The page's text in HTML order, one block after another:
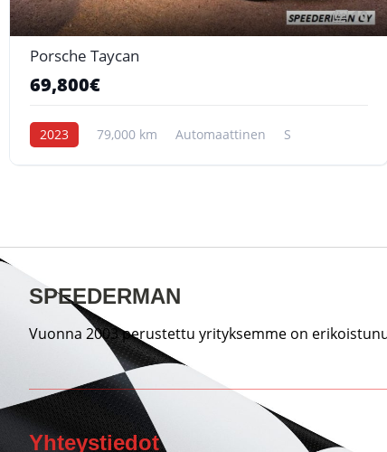
10
Porsche Taycan
69,800€
2023 79,000 km Automaattinen S
SPEEDERMAN
Vuonna 2003 perustettu yrityksemme on
Yhteystiedot